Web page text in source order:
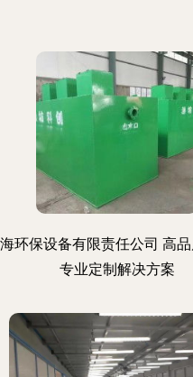
环保设备有限责任公司 高
专业定制解决方案